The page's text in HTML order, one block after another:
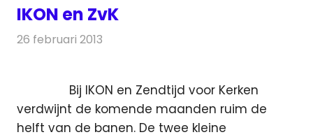
IKON en ZvK
26 februari 2013
Bij IKON en Zendtijd voor Kerken
verdwijnt de komende maanden ruim de
helft van de banen. De twee kleine